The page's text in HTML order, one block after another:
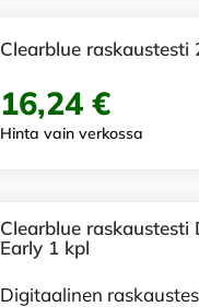
Clearblue raskaustesti
16,24 €
Hinta vain verkossa
Clearblue
Early 1 kpl
Digitaalinen